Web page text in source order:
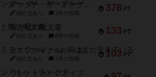
378 PT
アンダー・ザ・テーブラー
紹介文あり 1件の投稿
133 PT
宵と暁の呪文書
紹介文あり 8件の投稿
103 PT
セミファイナル ～お前はまだ生きている～
紹介文あり 1件の投稿
ワン・トゥ・ファイブ